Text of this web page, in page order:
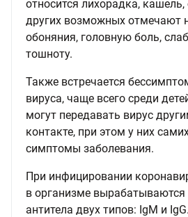
относится лихорадка,
других возможных отмечают
обоняния, головную боль,
тошноту.
Также встречается
вируса, чаще всего среди
могут передавать вирус
контакте, при этом у них
симптомы заболевания.
При инфицировании
в организме вырабатываются
антитела двух типов: IgM и IgG.